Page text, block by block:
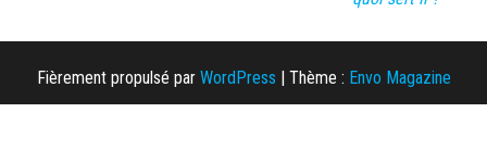
Fièrement propulsé par WordPress | Thème : Envo Magazine